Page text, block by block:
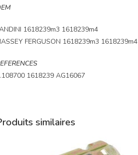
1618239m3 1618239m4
FERGUSON 1618239m3 1618239m4
1618239 AG16067
similaires